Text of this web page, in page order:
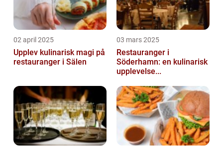
02 april 2025
Upplev kulinarisk magi på
restauranger i Sälen
03 mars 2025
Restauranger i
Söderhamn: en kulinarisk
upplevelse...